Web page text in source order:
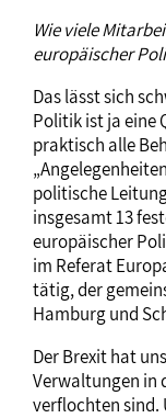
Wie viele
europäischer
Das lässt sich
Politik ist ja eine
praktisch alle
politische
insgesamt 13
europäischer
im Referat
tätig, der
Hamburg und
Der Brexit hat
Verwaltungen in
verflochten sind.